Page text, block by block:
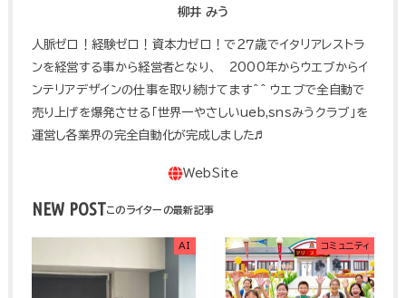
柳井 みう
人脈ゼロ！経験ゼロ！資本力ゼロ！で２７歳でイタリアレストラ
ンを経営する事から経営者となり、 2000年からウエブからイ
ンテリアデザインの仕事を取り続けてます^^ ウエブで全自動で
売り上げを爆発させる「世界一やさしいueb,snsみうクラブ」を
運営し各業界の完全自動化が完成しました♬
NEW POST
AI コミュニティ